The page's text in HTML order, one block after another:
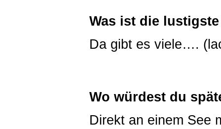
Was ist die
Da gibt es viele….
Wo würdest du
Direkt an einem See